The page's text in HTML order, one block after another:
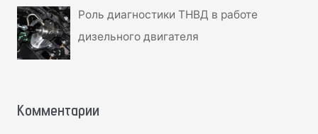
Роль диагностики ТНВД в работе
дизельного двигателя
Комментарии